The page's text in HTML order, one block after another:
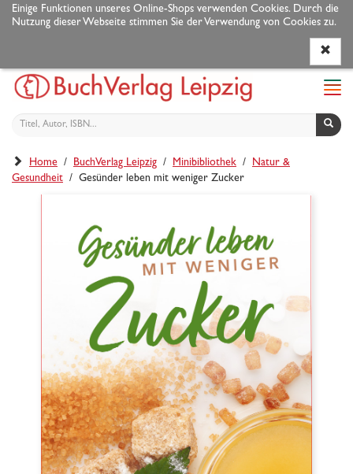
Einige Funktionen unseres Online-Shops verwenden Cookies. Durch die
Nutzung dieser Webseite stimmen Sie der Verwendung von Cookies zu.
Home / BuchVerlag Leipzig / Minibibliothek / Natur &
Gesundheit / Gesünder leben mit weniger Zucker